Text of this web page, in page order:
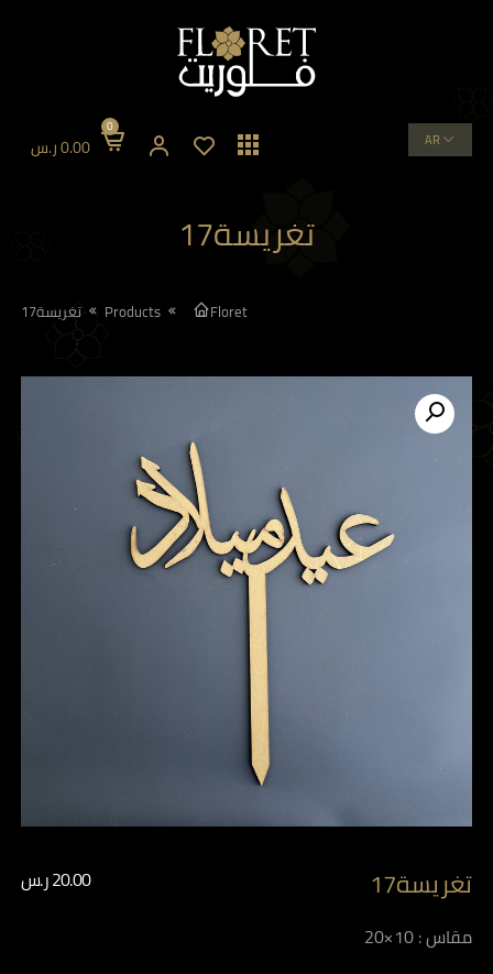
0
0.00ر.س
تغريسة17
Floret
Products تغريسة17
تغريسة17 20.00ر.س
مقاس : 10×20